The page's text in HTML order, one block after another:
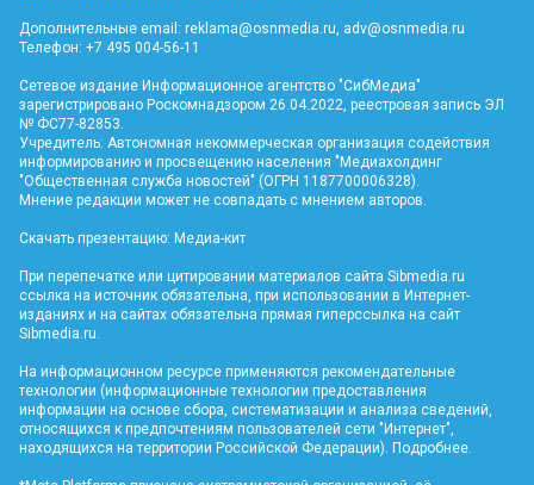
Дополнительные email: reklama@osnmedia.ru adv@osnmedia.ru
Телефон: +7 495 004-56-11
Сетевое издание Информационное агентство "СибМедиа"
зарегистрировано Роскомнадзором 26.04.2022, реестровая запись ЭЛ
№ ФС77-82853.
Учредитель: Автономная некоммерческая организация содействия
информированию и просвещению населения "Медиахолдинг
"Общественная служба новостей" (ОГРН 1187700006328).
Мнение редакции может не совпадать с мнением авторов.
Скачать презентацию: Медиа-кит
При перепечатке или цитировании материалов сайта Sibmedia.ru
ссылка на источник обязательна, при использовании в Интернет-
изданиях и на сайтах обязательна прямая гиперссылка на сайт
Sibmedia.ru
На информационном ресурсе применяются рекомендательные
технологии (информационные технологии предоставления
информации на основе сбора, систематизации и анализа сведений,
относящихся к предпочтениям пользователей сети "Интернет",
находящихся на территории Российской Федерации). Подробнее